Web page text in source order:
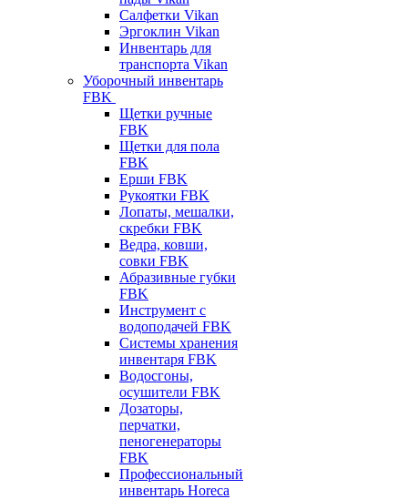
Салфетки Vikan
Эргоклин Vikan
Инвентарь для
транспорта Vikan
Уборочный инвентарь
FBK
Щетки ручные
FBK
Щетки для пола
FBK
Ерши FBK
Рукоятки FBK
Лопаты, мешалки,
скребки FBK
Ведра, ковши,
совки FBK
Абразивные губки
FBK
Инструмент с
водоподачей FBK
Системы хранения
инвентаря FBK
Водосгоны,
осушители FBK
Дозаторы,
перчатки,
пеногенераторы
FBK
Профессиональный
инвентарь Horeca